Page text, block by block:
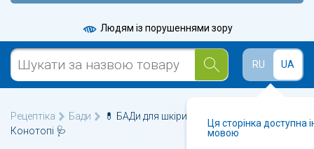
Людям із порушеннями зору
RU UA
Ця сторінка доступна
мовою
Рецептіка Бади
💊 БАДи для шкіри, волосся та нігтів у
Конотопі 🩺